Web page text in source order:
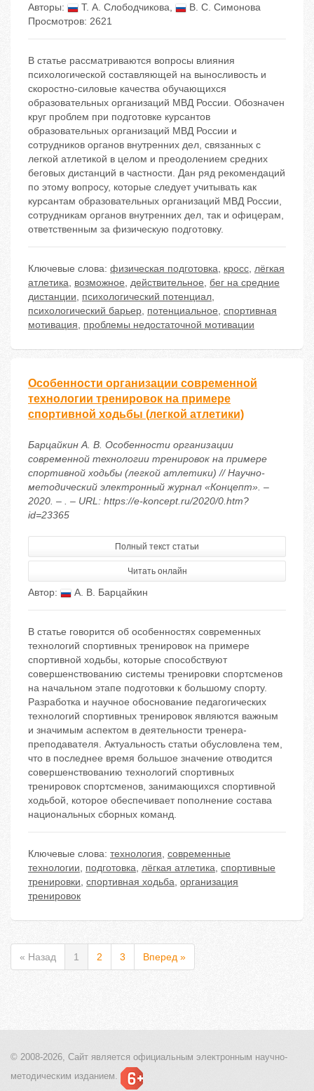
Авторы:
Т. А. Слободчикова,
В. С. Симонова
Просмотров: 2621
В статье рассматриваются вопросы влияния
психологической составляющей на выносливость и
скоростно-силовые качества обучающихся
образовательных организаций МВД России. Обозначен
круг проблем при подготовке курсантов
образовательных организаций МВД России и
сотрудников органов внутренних дел, связанных с
легкой атлетикой в целом и преодолением средних
беговых дистанций в частности. Дан ряд рекомендаций
по этому вопросу, которые следует учитывать как
курсантам образовательных организаций МВД России,
сотрудникам органов внутренних дел, так и офицерам,
ответственным за физическую подготовку.
Ключевые слова: физическая подготовка, кросс, лёгкая
атлетика, возможное, действительное, бег на средние
дистанции, психологический потенциал,
психологический барьер, потенциальное, спортивная
мотивация, проблемы недостаточной мотивации
Особенности организации современной
технологии тренировок на примере
спортивной ходьбы (легкой атлетики)
Барцайкин А. В. Особенности организации
современной технологии тренировок на примере
спортивной ходьбы (легкой атлетики) // Научно-
методический электронный журнал «Концепт». –
2020. – . – URL: https://e-koncept.ru/2020/0.htm?
id=23365
Полный текст статьи
Читать онлайн
Автор: А. В. Барцайкин
В статье говорится об особенностях современных
технологий спортивных тренировок на примере
спортивной ходьбы, которые способствуют
совершенствованию системы тренировки спортсменов
на начальном этапе подготовки к большому спорту.
Разработка и научное обоснование педагогических
технологий спортивных тренировок являются важным
и значимым аспектом в деятельности тренера-
преподавателя. Актуальность статьи обусловлена тем,
что в последнее время большое значение отводится
совершенствованию технологий спортивных
тренировок спортсменов, занимающихся спортивной
ходьбой, которое обеспечивает пополнение состава
национальных сборных команд.
Ключевые слова: технология, современные
технологии, подготовка, лёгкая атлетика, спортивные
тренировки, спортивная ходьба, организация
тренировок
« Назад 1 2 3 Вперед »
© 2008-2026, Сайт является официальным электронным научно-
методическим изданием.